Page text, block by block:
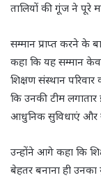
तालियों की गूंज ने पूरे
सम्मान प्राप्त करने के
कहा कि यह सम्मान
शिक्षण संस्थान
कि उनकी टीम लगातार
आधुनिक सुविधाएं और
उन्होंने आगे कहा कि
बेहतर बनाना ही